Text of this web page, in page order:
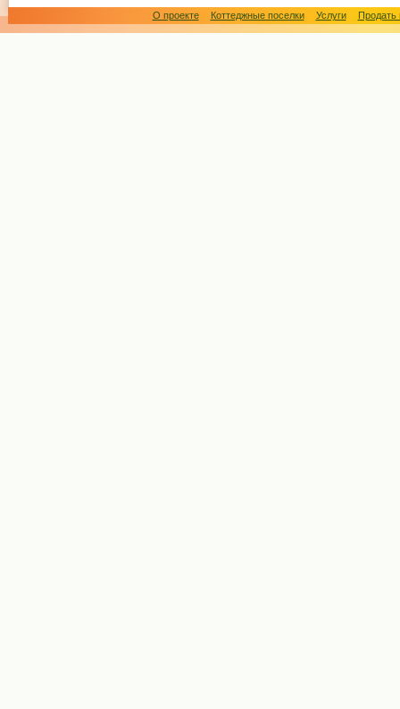
О проекте Коттеджные поселки Услуги Продать